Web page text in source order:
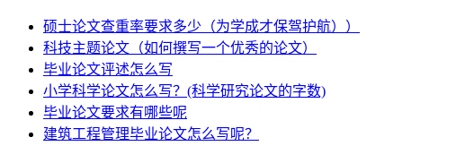
硕士论文查重率要求多少（为学成才保驾护航））
科技主题论文（如何撰写一个优秀的论文）
毕业论文评述怎么写
小学科学论文怎么写？(科学研究论文的字数)
毕业论文要求有哪些呢
建筑工程管理毕业论文怎么写呢？